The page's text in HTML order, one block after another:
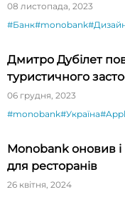
08 листопада, 2023
#Банк#monobank
Дмитро Дубілет
туристичного
06 грудня, 2023
#monobank#Україна
Monobank оновив
для ресторанів
26 квітня, 2024